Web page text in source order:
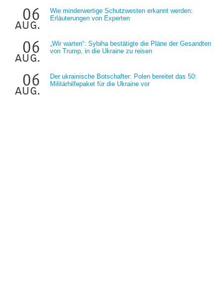
06
aug.
Wie minderwertige Schutzwesten erkannt werden:
Erläuterungen von Experten
06
aug.
„Wir warten“: Sybiha bestätigte die Pläne der Gesandten
von Trump, in die Ukraine zu reisen
06
aug.
Der ukrainische Botschafter: Polen bereitet das 50:
Militärhilfepaket für die Ukraine vor